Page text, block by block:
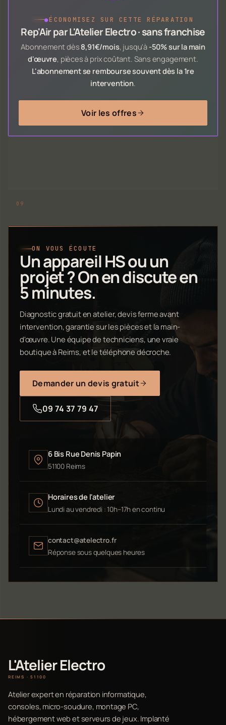
●ÉCONOMISEZ SUR CETTE RÉPARATION
Rep'Air par L'Atelier Electro · sans franchise
Abonnement dès 8,91€/mois, jusqu'à -50% sur la main
d'œuvre, pièces à prix coûtant. Sans engagement.
L'abonnement se rembourse souvent dès la 1re
intervention.
Voir les offres
ON VOUS ÉCOUTE
Un appareil HS ou un
projet ? On en discute en
5 minutes.
Diagnostic gratuit en atelier, devis ferme avant
intervention, garantie sur les pièces et la main-
d'œuvre. Une équipe de techniciens, une vraie
boutique à Reims, et le téléphone décroche.
Demander un devis gratuit
09 74 37 79 47
6 Bis Rue Denis Papin
51100 Reims
Horaires de l'atelier
Lundi au vendredi : 10h–17h en continu
contact@atelectro.fr
Réponse sous quelques heures
L'Atelier Electro
REIMS · 51100
Atelier expert en réparation informatique,
consoles, micro-soudure, montage PC,
hébergement web et serveurs de jeux. Implanté